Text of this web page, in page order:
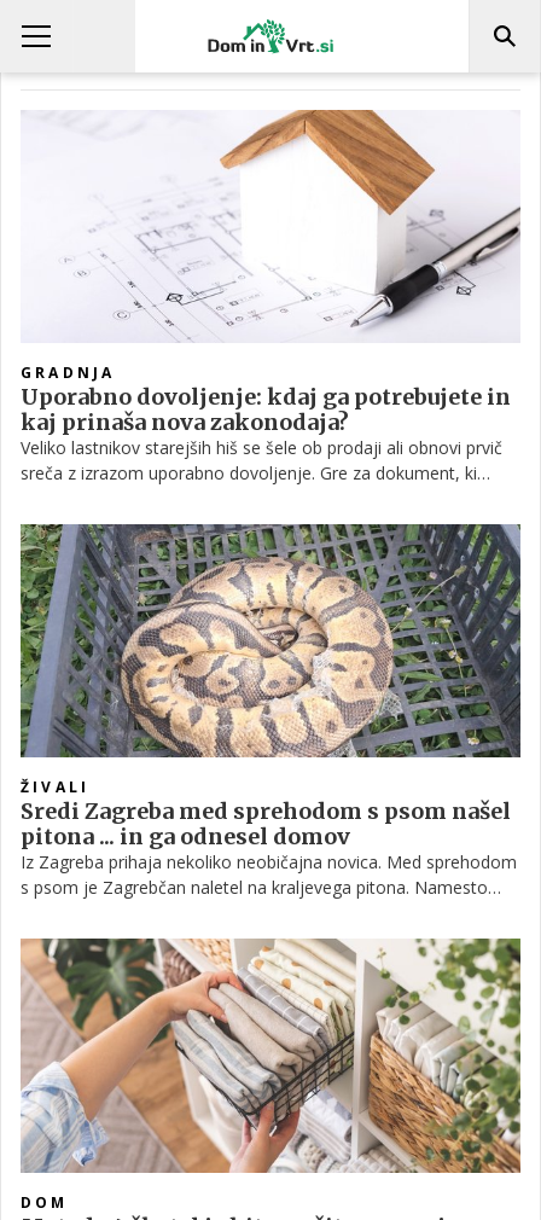
DOKUMENTACIJA
GRADNJA
Uporabno dovoljenje: kdaj ga potrebujete in
kaj prinaša nova zakonodaja?
Veliko lastnikov starejših hiš se šele ob prodaji ali obnovi prvič
sreča z izrazom uporabno dovoljenje. Gre za dokument, ki
in da je varna za uporabo. Vsaka nova hiša mora imeti
uporabno dovoljenje, saj se brez njega uradno ne sme
uporabljati ali vseliti.
ŽIVALI
Sredi Zagreba med sprehodom s psom našel
pitona ... in ga odnesel domov
Iz Zagreba prihaja nekoliko neobičajna novica. Med sprehodom
s psom je Zagrebčan naletel na kraljevega pitona. Namesto
je moški pokazal veliko mero sočutja, kačo dvignil in pospravil v
torbo ter odnesel domov, da bi jo primerno ogrel.
DOM